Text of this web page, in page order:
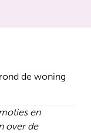
de woning
en
over de